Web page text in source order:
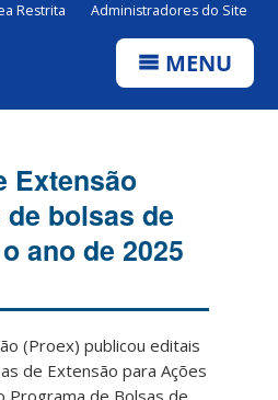
Restrita Administradores do Site
MENU
Extensão
bolsas de
ano de 2025
(Proex) publicou editais
de Extensão para Ações
Programa de Bolsas de